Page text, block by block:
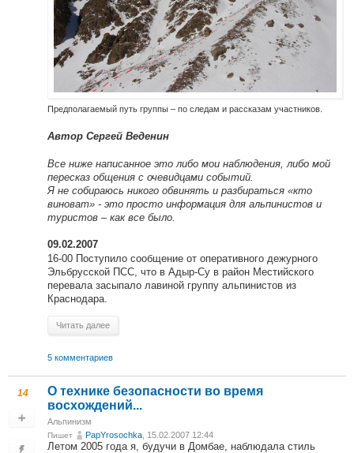
Предполагаемый путь группы – по следам и рассказам участников.
Автор Сергей Веденин
Все ниже написанное это либо мои наблюдения, либо мой
пересказ общения с очевидцами событий.
Я не собираюсь никого обвинять и разбираться «кто
виноват» - это просто информация для альпинистов и
туристов – как все было.
09.02.2007
16-00 Поступило сообщение от оперативного дежурного
Эльбрусской ПСС, что в Адыр-Су в район Местийского
перевала засыпало лавиной группу альпинистов из
Краснодара.
Читать далее
5 комментариев
14
О технике безопасности во время
восхождений...
Альпинизм
Пишет PapYrosochka , 15.02.2007 12:44
Летом 2005 года я, будучи в Домбае, наблюдала стиль